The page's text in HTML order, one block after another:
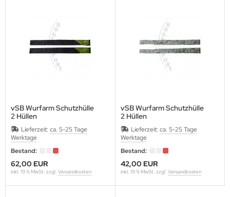
vSB Wurfarm Schutzhülle
2 Hüllen
Lieferzeit: ca. 5-25 Tage
Werktage
Bestand:
62,00 EUR
inkl. 19 % MwSt. zzgl. Versandkosten
vSB Wurfarm Schutzhülle
2 Hüllen
Lieferzeit: ca. 5-25 Tage
Werktage
Bestand:
42,00 EUR
inkl. 19 % MwSt. zzgl. Versandkosten